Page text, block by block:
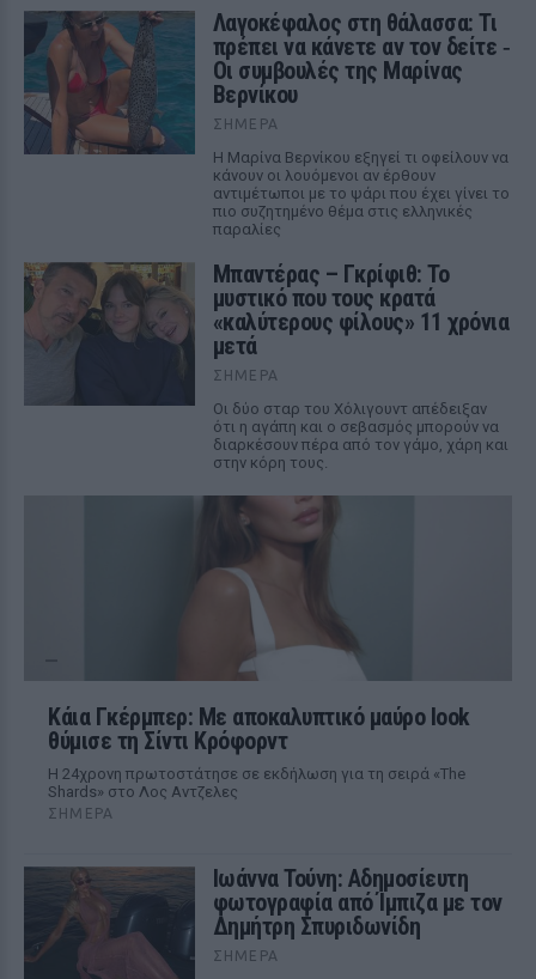
Λαγοκέφαλος στη θάλασσα: Τι
πρέπει να κάνετε αν τον δείτε ‑
Οι συμβουλές της Μαρίνας
Βερνίκου
ΣΉΜΕΡΑ
Η Μαρίνα Βερνίκου εξηγεί τι οφείλουν να
κάνουν οι λουόμενοι αν έρθουν
αντιμέτωποι με το ψάρι που έχει γίνει το
πιο συζητημένο θέμα στις ελληνικές
παραλίες
Μπαντέρας – Γκρίφιθ: Το
μυστικό που τους κρατά
«καλύτερους φίλους» 11 χρόνια
μετά
ΣΉΜΕΡΑ
Οι δύο σταρ του Χόλιγουντ απέδειξαν
ότι η αγάπη και ο σεβασμός μπορούν να
διαρκέσουν πέρα από τον γάμο, χάρη και
στην κόρη τους.
Κάια Γκέρμπερ: Με αποκαλυπτικό μαύρο look
θύμισε τη Σίντι Κρόφορντ
Η 24χρονη πρωτοστάτησε σε εκδήλωση για τη σειρά «The
Shards» στο Λος Αντζελες
ΣΉΜΕΡΑ
Ιωάννα Τούνη: Αδημοσίευτη
φωτογραφία από Ίμπιζα με τον
Δημήτρη Σπυριδωνίδη
ΣΉΜΕΡΑ